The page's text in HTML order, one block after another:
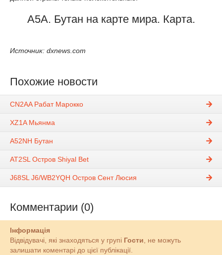
A5A. Бутан на карте мира. Карта.
Источник: dxnews.com
Похожие новости
CN2AA Рабат Марокко
XZ1A Мьянма
A52NH Бутан
AT2SL Остров Shiyal Bet
J68SL J6/WB2YQH Остров Сент Люсия
Комментарии (0)
Інформація
Відвідувачі, які знаходяться у групі Гости, не можуть
залишати коментарі до цієї публікації.